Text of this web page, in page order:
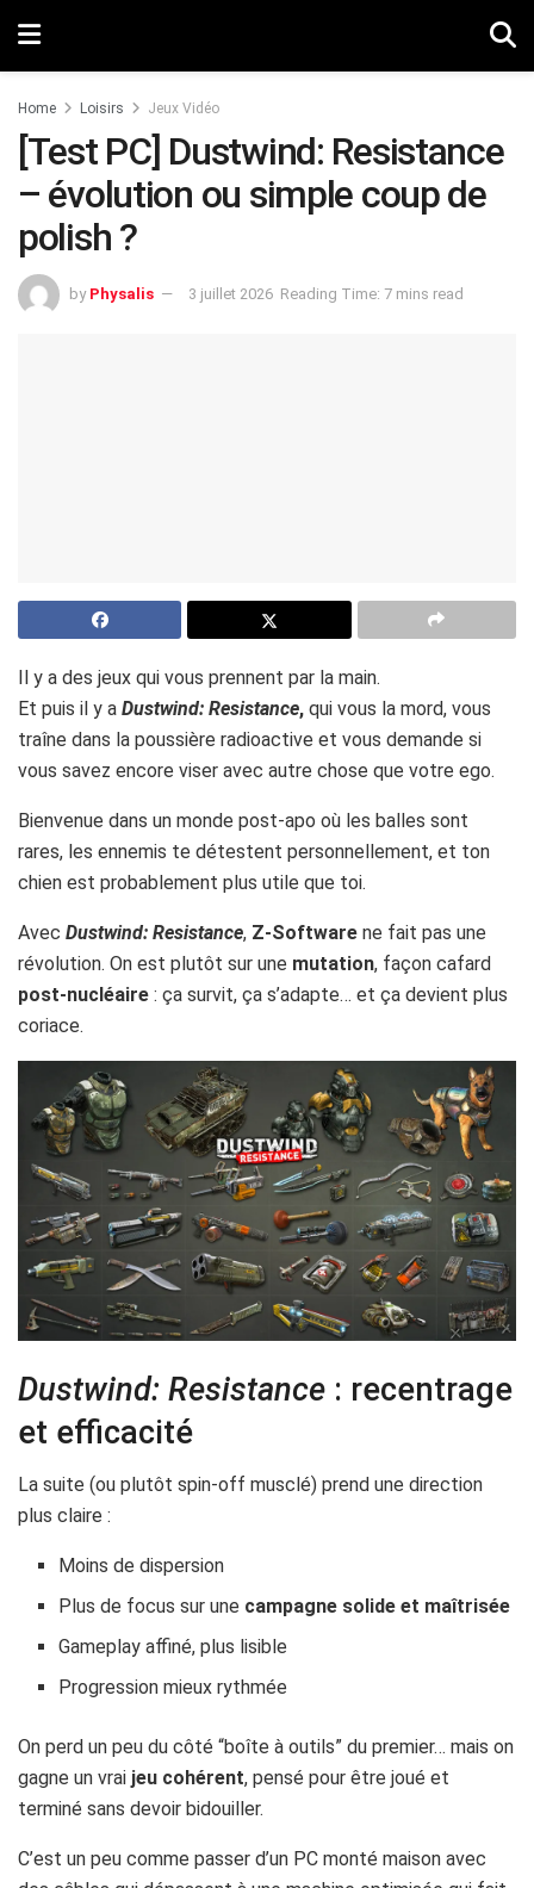
Home Loisirs Jeux Vidéo
[Test PC] Dustwind: Resistance
– évolution ou simple coup de
polish ?
by Physalis 3 juillet 2026 Reading Time: 7 mins read
Il y a des jeux qui vous prennent par la main.
Et puis il y a Dustwind: Resistance, qui vous la mord, vous
traîne dans la poussière radioactive et vous demande si
vous savez encore viser avec autre chose que votre ego.
Bienvenue dans un monde post-apo où les balles sont
rares, les ennemis te détestent personnellement, et ton
chien est probablement plus utile que toi.
Avec Dustwind: Resistance, Z-Software ne fait pas une
révolution. On est plutôt sur une mutation, façon cafard
post-nucléaire : ça survit, ça s’adapte… et ça devient plus
coriace.
Dustwind: Resistance : recentrage
et efficacité
La suite (ou plutôt spin-off musclé) prend une direction
plus claire :
Moins de dispersion
Plus de focus sur une campagne solide et maîtrisée
Gameplay affiné, plus lisible
Progression mieux rythmée
On perd un peu du côté “boîte à outils” du premier… mais on
gagne un vrai jeu cohérent, pensé pour être joué et
terminé sans devoir bidouiller.
C’est un peu comme passer d’un PC monté maison avec